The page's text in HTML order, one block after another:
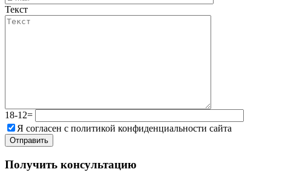
Текст
18-12=
Я согласен с политикой конфиденциальности сайта
Получить консультацию